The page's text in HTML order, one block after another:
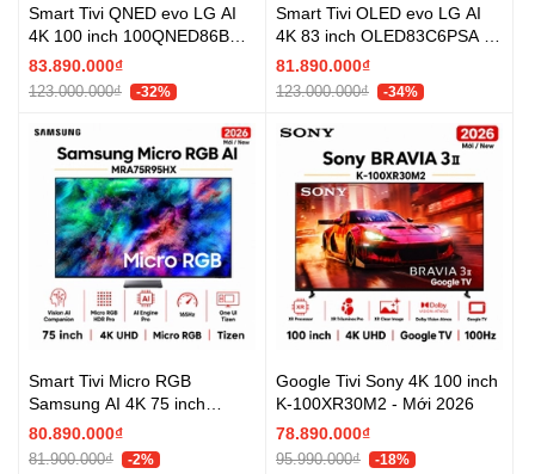
Smart Tivi QNED evo LG AI
4K 100 inch 100QNED86BS -
Mới 2026
83.890.000₫
123.000.000₫ -32%
Smart Tivi OLED evo LG AI
4K 83 inch OLED83C6PSA -
Mới 2026
81.890.000₫
123.000.000₫ -34%
Smart Tivi Micro RGB
Samsung AI 4K 75 inch
MRA75R95HX - Mới 2026
80.890.000₫
81.900.000₫ -2%
Google Tivi Sony 4K 100 inch
K-100XR30M2 - Mới 2026
78.890.000₫
95.990.000₫ -18%